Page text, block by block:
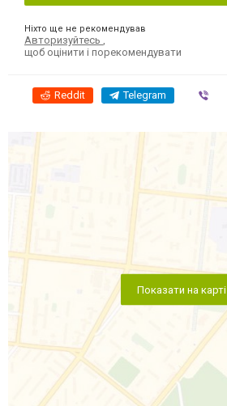
Ніхто ще не рекомендував
Авторизуйтесь
щоб оцінити і порекомендувати
Reddit Telegram
Показати на карті